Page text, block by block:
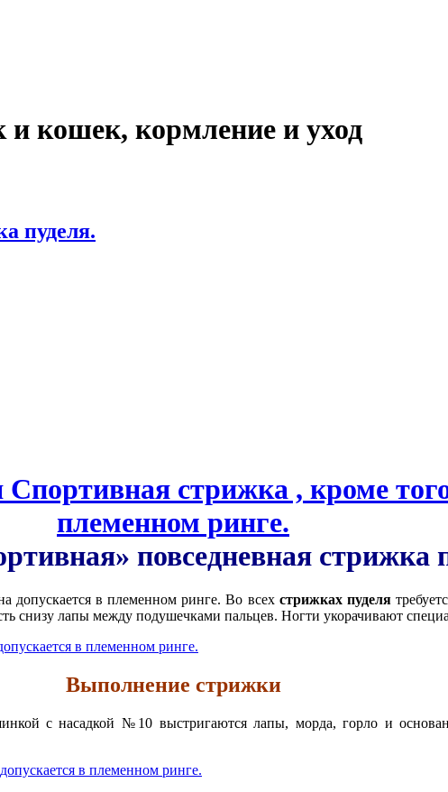
и кошек, кормление и уход
пуделя.
повседневная стрижка
допускается в племенном ринге. Во всех стрижках пуделя
снизу лапы между подушечками пальцев. Ногти укорачивают
Выполнение стрижки
с насадкой №10 выстригаются лапы, морда, горло и